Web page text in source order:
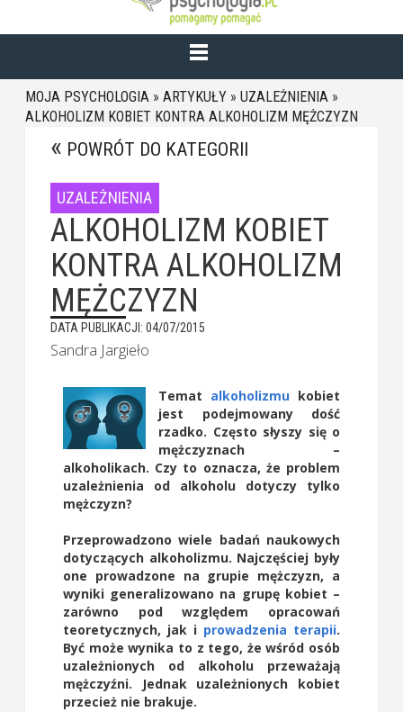
MOJA PSYCHOLOGIA » ARTYKUŁY » UZALEŻNIENIA »
ALKOHOLIZM KOBIET KONTRA ALKOHOLIZM MĘŻCZYZN
POWRÓT DO KATEGORII
UZALEŻNIENIA
ALKOHOLIZM KOBIET
KONTRA ALKOHOLIZM
MĘŻCZYZN
DATA PUBLIKACJI: 04/07/2015
Sandra Jargieło
Temat alkoholizmu kobiet
jest podejmowany dość
rzadko. Często słyszy się o
mężczyznach –
alkoholikach. Czy to oznacza, że problem
uzależnienia od alkoholu dotyczy tylko
mężczyzn?
Przeprowadzono wiele badań naukowych
dotyczących alkoholizmu. Najczęściej były
one prowadzone na grupie mężczyzn, a
wyniki generalizowano na grupę kobiet –
zarówno pod względem opracowań
teoretycznych, jak i prowadzenia terapii.
Być może wynika to z tego, że wśród osób
uzależnionych od alkoholu przeważają
mężczyźni. Jednak uzależnionych kobiet
przecież nie brakuje.